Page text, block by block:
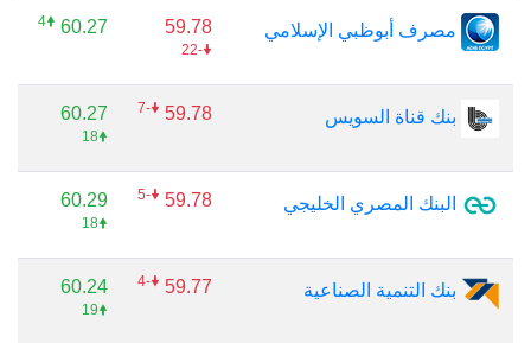
مصرف أبوظبي الإسلامي 59.78
🠟-22
60.27
🠝4
بنك قناة السويس 59.78
🠟-7
60.27
🠝18
البنك المصري الخليجي 59.78
🠟-5
60.29
🠝18
بنك التنمية الصناعية 59.77
🠟-4
60.24
🠝19